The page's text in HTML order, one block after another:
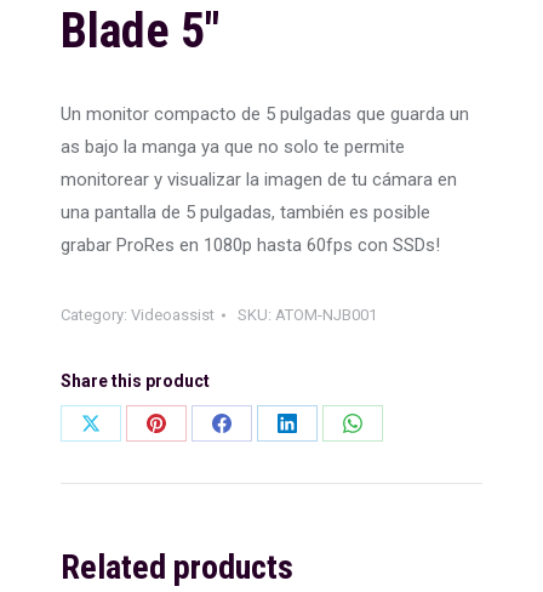
Blade 5″
Un monitor compacto de 5 pulgadas que guarda un
as bajo la manga ya que no solo te permite
monitorear y visualizar la imagen de tu cámara en
una pantalla de 5 pulgadas, también es posible
grabar ProRes en 1080p hasta 60fps con SSDs!
Category: Videoassist SKU: ATOM-NJB001
Share this product
Share
Share
Share
Share
Share
Related products